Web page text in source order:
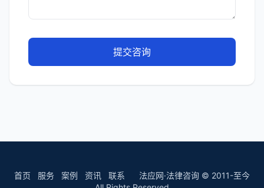
提交咨询
首页 服务 案例 资讯 联系 法应网·法律咨询 © 2011-至今